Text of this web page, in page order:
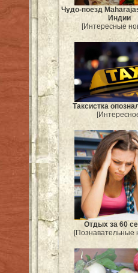
Чудо-поезд
Индии
[Интересные
Таксистка
Отдых за 60
[Познавательные